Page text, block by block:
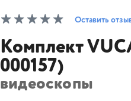
Оставить
Комплект
000157)
видеоскопы